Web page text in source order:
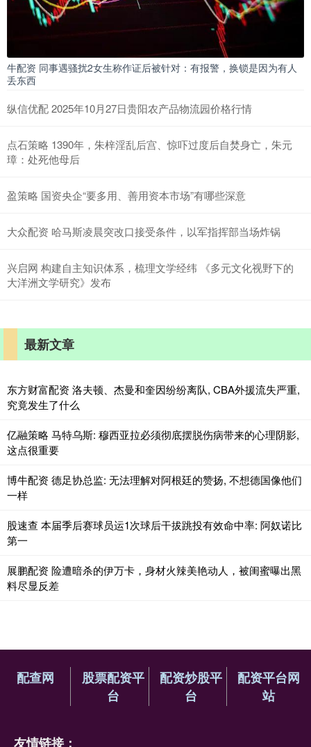
牛配资 同事遇骚扰2女生称作证后被针对：有报警，换锁是因为有人
丢东西
纵信优配 2025年10月27日贵阳农产品物流园价格行情
点石策略 1390年，朱梓淫乱后宫、惊吓过度后自焚身亡，朱元
璋：处死他母后
盈策略 国资央企“要多用、善用资本市场”有哪些深意
大众配资 哈马斯凌晨突改口接受条件，以军指挥部当场炸锅
兴启网 构建自主知识体系，梳理文学经纬 《多元文化视野下的
大洋洲文学研究》发布
最新文章
东方财富配资 洛夫顿、杰曼和奎因纷纷离队, CBA外援流失严重,
究竟发生了什么
亿融策略 马特乌斯: 穆西亚拉必须彻底摆脱伤病带来的心理阴影,
这点很重要
博牛配资 德足协总监: 无法理解对阿根廷的赞扬, 不想德国像他们
一样
股速查 本届季后赛球员运1次球后干拔跳投有效命中率: 阿奴诺比
第一
展鹏配资 险遭暗杀的伊万卡，身材火辣美艳动人，被闺蜜曝出黑
料尽显反差
配查网
股票配资平
台
配资炒股平
台
配资平台网
站
友情链接：